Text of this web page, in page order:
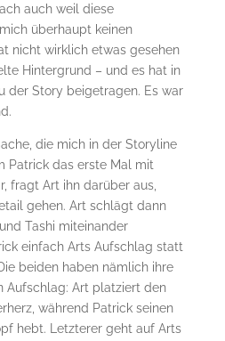
auch weil diese
überhaupt keinen
nicht wirklich etwas gesehen
Hintergrund – und es hat in
der Story beigetragen. Es war
die mich in der Storyline
Patrick das erste Mal mit
fragt Art ihn darüber aus,
gehen. Art schlägt dann
Tashi miteinander
einfach Arts Aufschlag statt
beiden haben nämlich ihre
Aufschlag: Art platziert den
während Patrick seinen
hebt. Letzterer geht auf Arts